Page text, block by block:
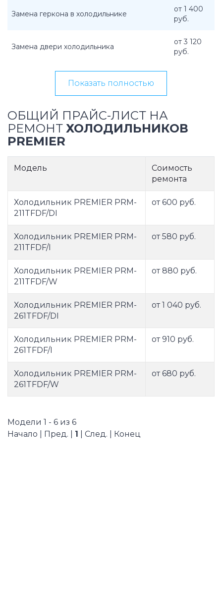
Замена геркона в холодильнике
от 1 400
руб.
Замена двери холодильника
от 3 120
руб.
Показать полностью
ОБЩИЙ ПРАЙС-ЛИСТ НА
РЕМОНТ ХОЛОДИЛЬНИКОВ
PREMIER
Модель
Соимость
ремонта
Холодильник PREMIER PRM-
211TFDF/DI
от 600 руб.
Холодильник PREMIER PRM-
211TFDF/I
от 580 руб.
Холодильник PREMIER PRM-
211TFDF/W
от 880 руб.
Холодильник PREMIER PRM-
261TFDF/DI
от 1 040 руб.
Холодильник PREMIER PRM-
261TFDF/I
от 910 руб.
Холодильник PREMIER PRM-
261TFDF/W
от 680 руб.
Модели 1 - 6 из 6
Начало | Пред. | 1 | След. | Конец